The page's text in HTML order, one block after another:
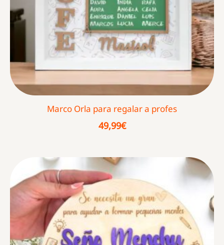
Marco Orla para regalar a profes
49,99€